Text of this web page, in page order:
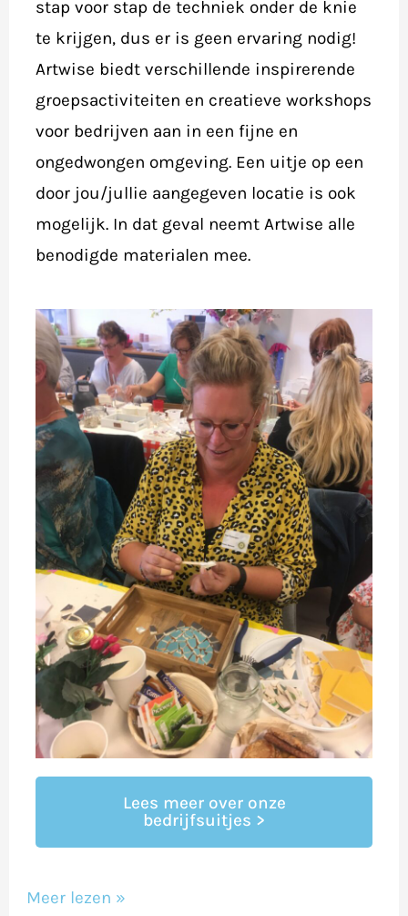
stap voor stap de techniek onder de knie
te krijgen, dus er is geen ervaring nodig!
Artwise biedt verschillende inspirerende
groepsactiviteiten en creatieve workshops
voor bedrijven aan in een fijne en
ongedwongen omgeving. Een uitje op een
door jou/jullie aangegeven locatie is ook
mogelijk. In dat geval neemt Artwise alle
benodigde materialen mee.
Lees meer over onze
bedrijfsuitjes >
Meer lezen »